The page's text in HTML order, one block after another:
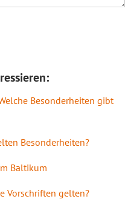
Besonderheiten gibt
Besonderheiten?
Baltikum
Vorschriften gelten?